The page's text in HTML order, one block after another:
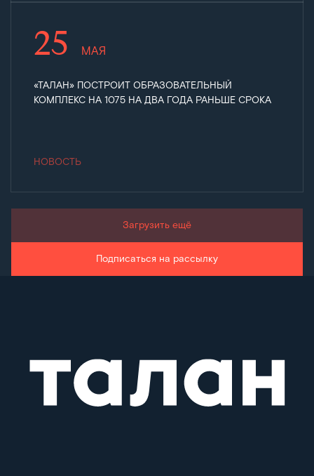
25 МАЯ
«ТАЛАН» ПОСТРОИТ ОБРАЗОВАТЕЛЬНЫЙ
КОМПЛЕКС НА 1075 НА ДВА ГОДА РАНЬШЕ СРОКА
НОВОСТЬ
Загрузить ещё
Подписаться на рассылку